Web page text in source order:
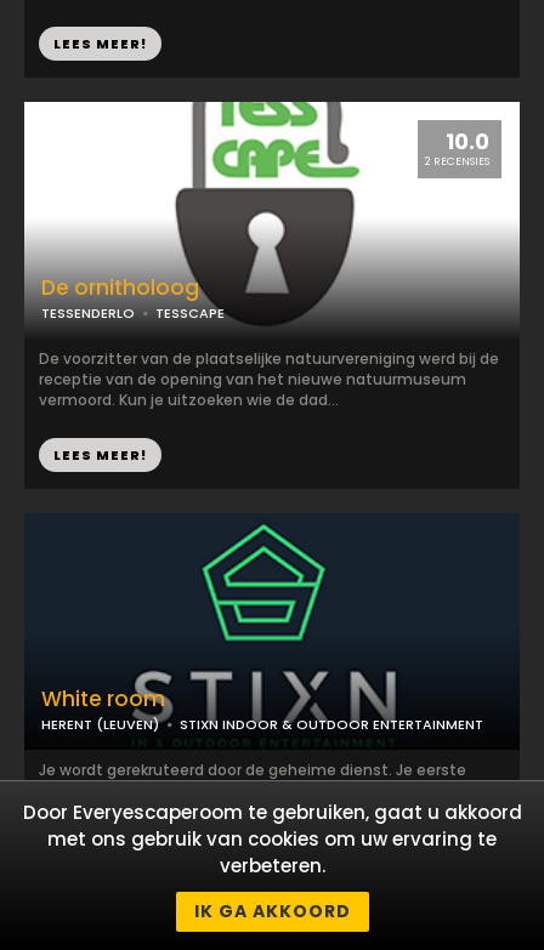
LEES MEER!
10.0
2 RECENSIES
De ornitholoog
TESSENDERLO TESSCAPE
De voorzitter van de plaatselijke natuurvereniging werd bij de
receptie van de opening van het nieuwe natuurmuseum
vermoord. Kun je uitzoeken wie de dad...
LEES MEER!
White room
HERENT (LEUVEN) STIXN INDOOR & OUTDOOR ENTERTAINMENT
Je wordt gerekruteerd door de geheime dienst. Je eerste
geheime documenten. Bewijs jezelf speci...
Door Everyescaperoom te gebruiken, gaat u akkoord
met ons gebruik van cookies om uw ervaring te
verbeteren.
IK GA AKKOORD